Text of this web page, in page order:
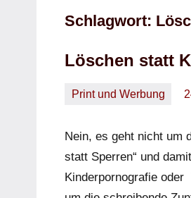
Schlagwort:
Löschen statt
Print und Werbung
Nein, es geht nicht um
statt Sperren“ und
Kinderpornografie